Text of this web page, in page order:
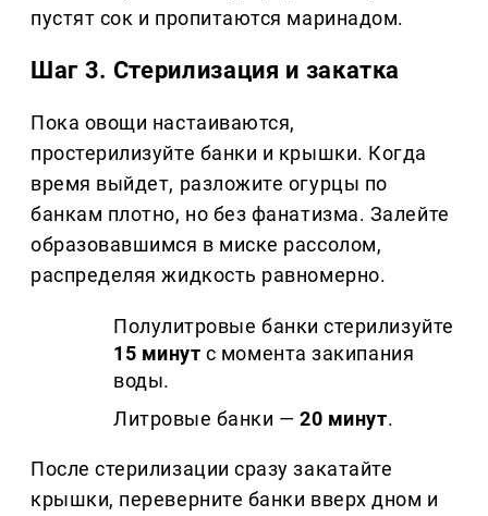
пустят сок и пропитаются маринадом.
Шаг 3. Стерилизация и закатка
Пока овощи настаиваются,
простерилизуйте банки и крышки. Когда
время выйдет, разложите огурцы по
банкам плотно, но без фанатизма. Залейте
образовавшимся в миске рассолом,
распределяя жидкость равномерно.
Полулитровые банки стерилизуйте
15 минут с момента закипания
воды.
Литровые банки —20 минут.
После стерилизации сразу закатайте
крышки, переверните банки вверх дном и